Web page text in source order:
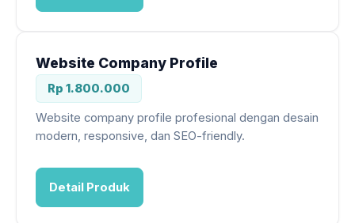
Website Company Profile
Rp 1.800.000
Website company profile profesional dengan desain
modern, responsive, dan SEO-friendly.
Detail Produk